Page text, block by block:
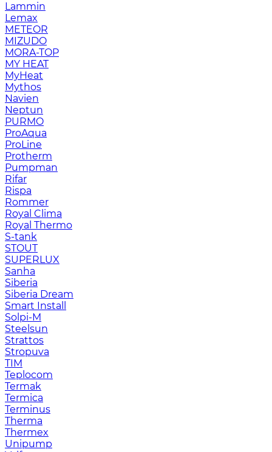
Lammin
Lemax
METEOR
MIZUDO
MORA-TOP
MY HEAT
MyHeat
Mythos
Navien
Neptun
PURMO
ProAqua
ProLine
Protherm
Pumpman
Rifar
Rispa
Rommer
Royal Clima
Royal Thermo
S-tank
STOUT
SUPERLUX
Sanha
Siberia
Siberia Dream
Smart Install
Solpi-M
Steelsun
Strattos
Stropuva
TIM
Teplocom
Termak
Termica
Terminus
Therma
Thermex
Unipump